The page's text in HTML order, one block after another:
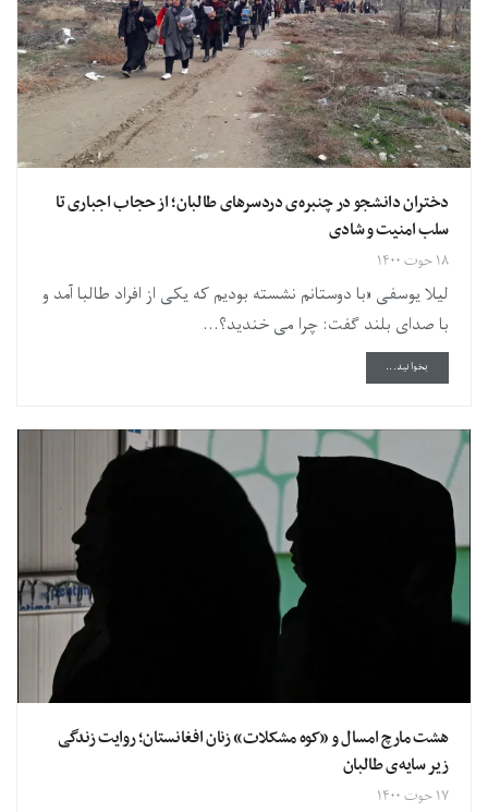
دختران دانشجو در چنبره‌ی دردسرهای طالبان؛ از حجاب اجباری تا
سلب امنیت و شادی
۱۸ حوت ۱۴۰۰
لیلا یوسفی «با دوستانم نشسته بودیم که یکی از افراد طالبا آمد و
با صدای بلند گفت: چرا می خندید؟...
بخوانید...
هشت مارچ امسال و «کوه ‌مشکلات» زنان افغانستان؛ روایت زندگی
زیر سایه‌ی طالبان
۱۷ حوت ۱۴۰۰